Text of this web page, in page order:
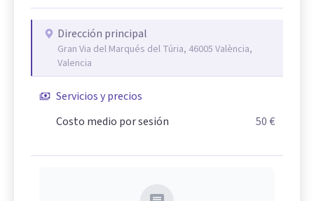
Dirección principal
Gran Via del Marqués del Túria, 46005 València,
Valencia
Servicios y precios
Costo medio por sesión
50 €